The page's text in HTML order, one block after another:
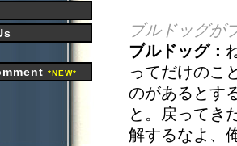
*NEW*
ブルドッグが
ブルドッグ：
ってだけのこ
のがあるとす
と。戻ってき
解するなよ、